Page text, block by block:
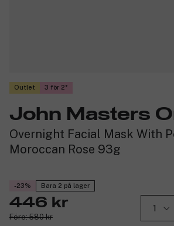
Outlet 3 för 2
John Masters
Overnight Facial Mask With
Moroccan Rose 93g
-23% Bara 2 på lager
446 kr
Före: 580 kr